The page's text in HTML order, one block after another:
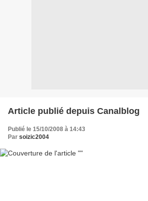
Article publié depuis Canalblog
Publié le 15/10/2008 à 14:43
Par soizic2004